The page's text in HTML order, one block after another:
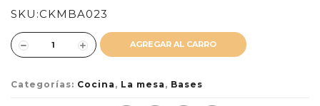
SKU:CKMBA023
AGREGAR AL CARRO
Categorías: Cocina , La mesa , Bases